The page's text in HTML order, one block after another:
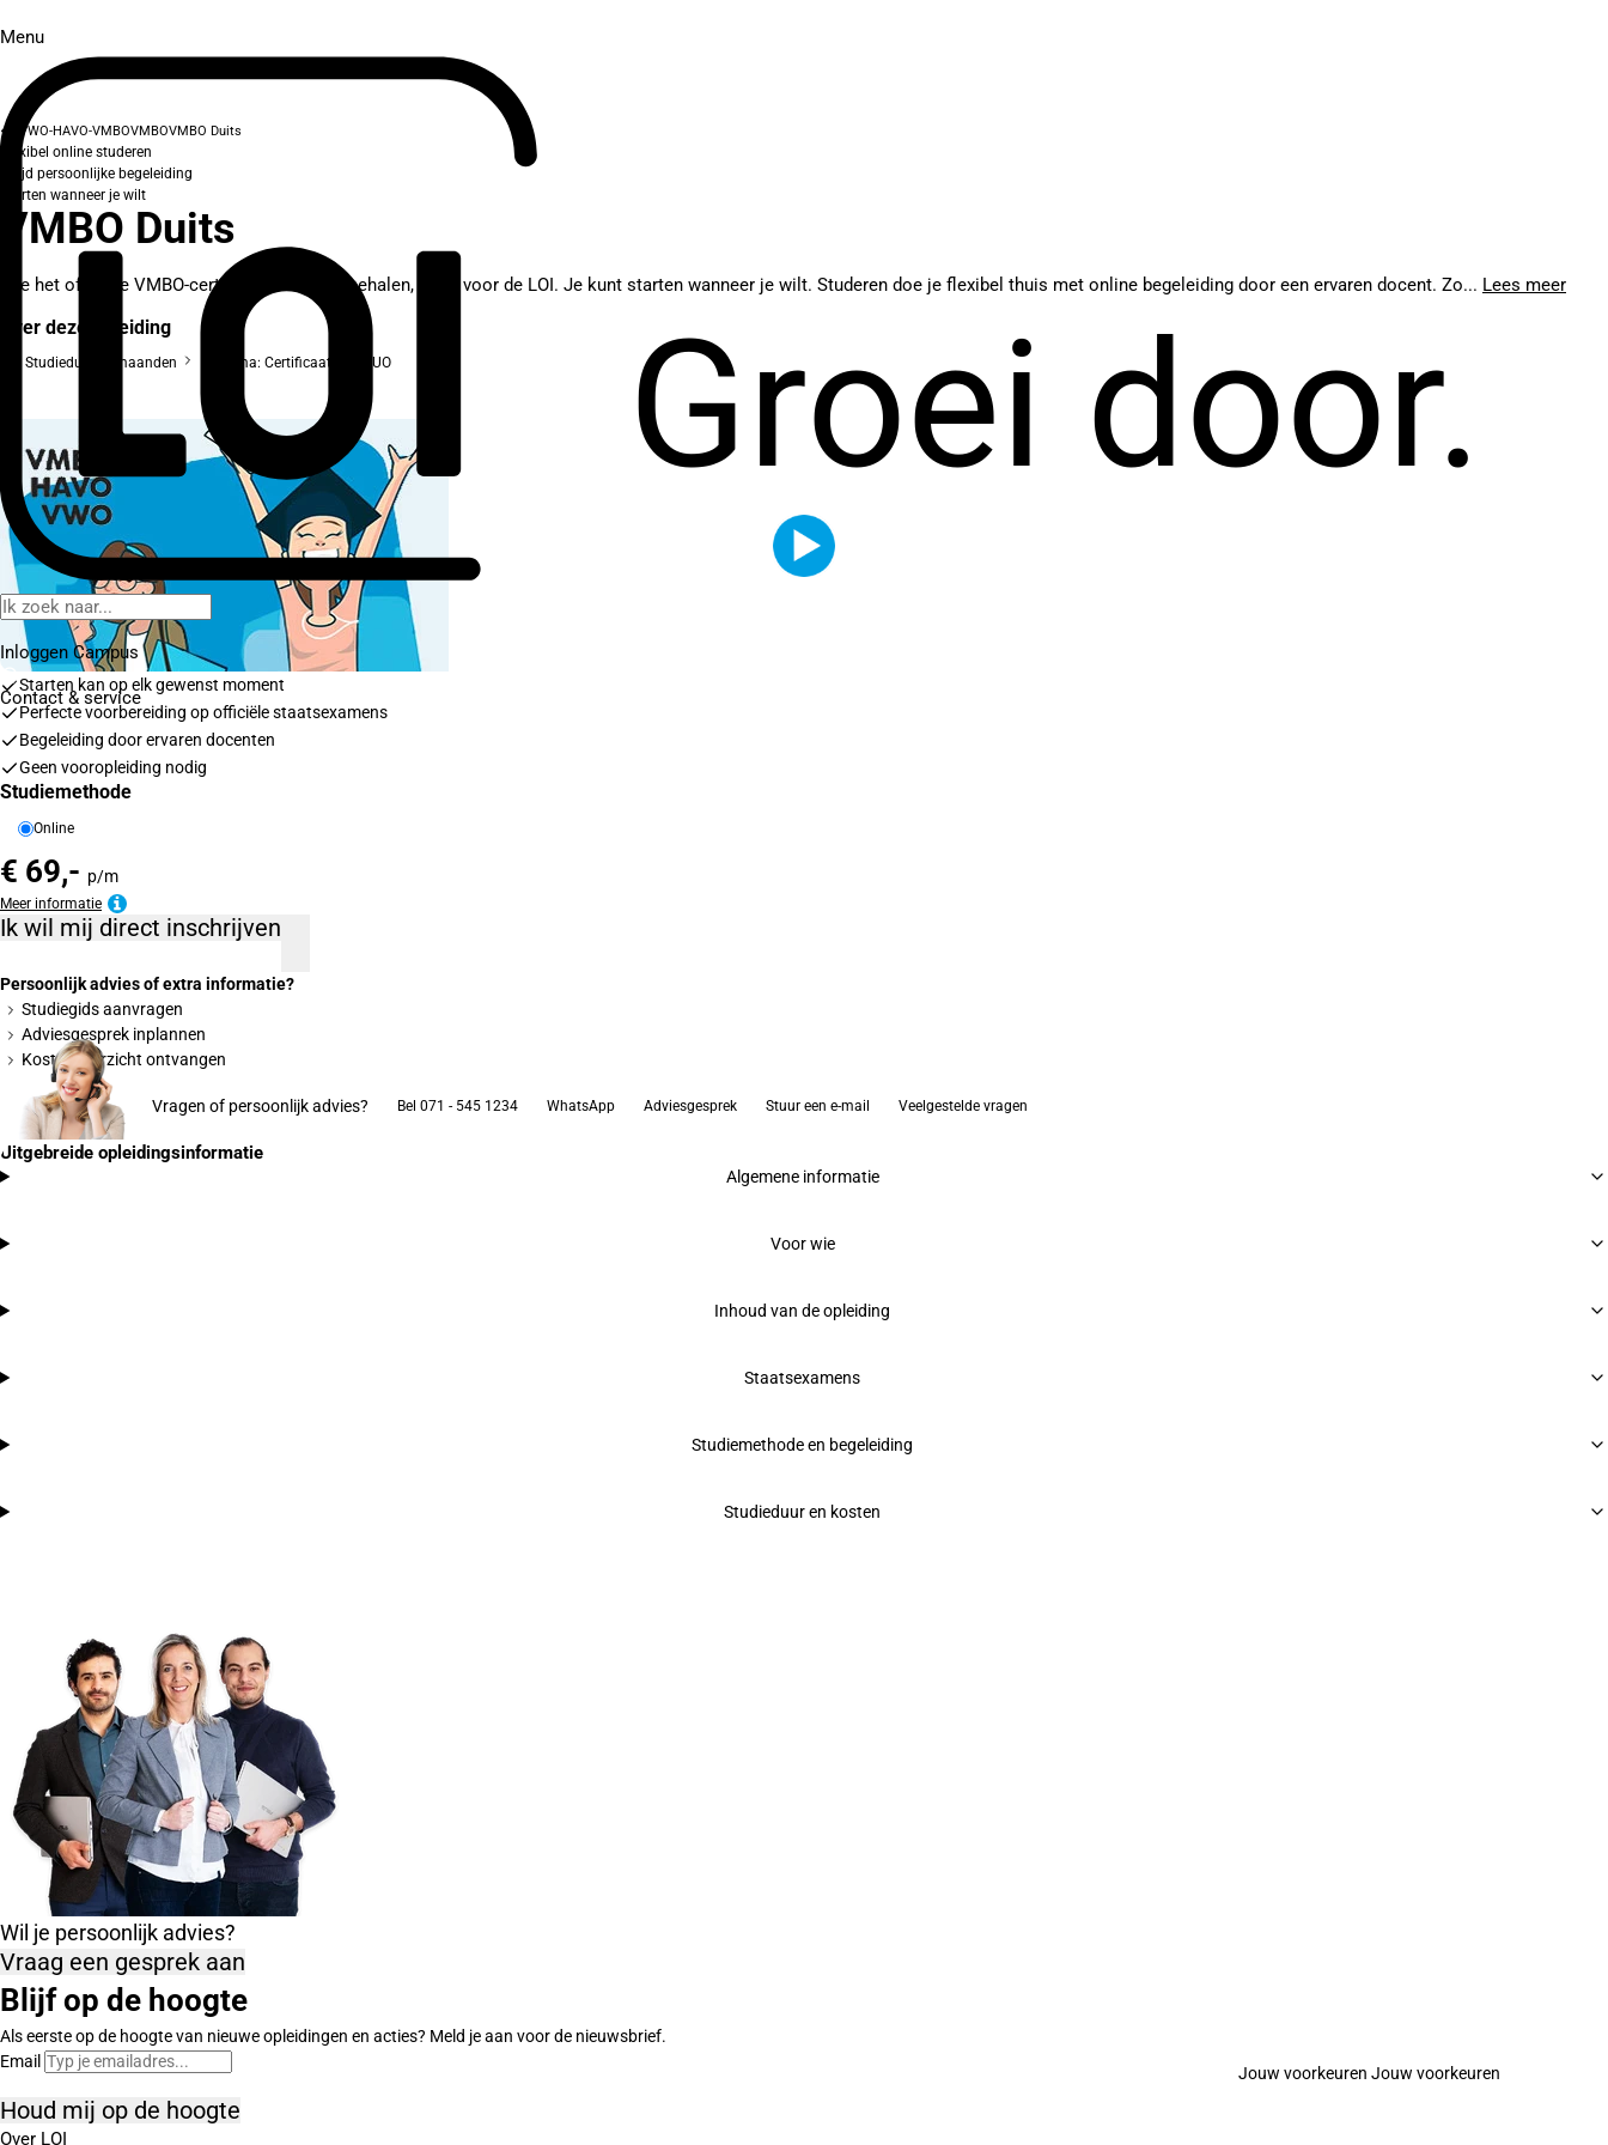
Menu
Groei door.
Inloggen Campus
Contact& service
VWO-HAVO-VMBOVMBOVMBO Duits
Flexibel online studeren
Altijd persoonlijke begeleiding
Starten wanneer je wilt
VMBO Duits
Wie het officiële VMBO-certificaat Duits wil behalen, kiest voor de LOI. Je kunt starten wanneer je wilt. Studeren doe je flexibel thuis met online begeleiding door een ervaren docent. Zo... Lees meer
Over deze opleiding
Studieduur: 6 maanden Diploma: Certificaat van DUO
Starten kan op elk gewenst moment
Perfecte voorbereiding op officiële staatsexamens
Begeleiding door ervaren docenten
Geen vooropleiding nodig
Studiemethode
Online
€ 69,- p/m
Meer informatie
Ik wil mij direct inschrijven
Persoonlijk advies of extra informatie?
Studiegids aanvragen
Adviesgesprek inplannen
Kostenoverzicht ontvangen
Vragen of persoonlijk advies? Bel 071 - 545 1234 WhatsApp Adviesgesprek Stuur een e-mail Veelgestelde vragen
Uitgebreide opleidingsinformatie
Algemene informatie
Voor wie
Inhoud van de opleiding
Staatsexamens
Studiemethode en begeleiding
Studieduur en kosten
Wil je persoonlijk advies?
Vraag een gesprek aan
Blijf op de hoogte
Als eerste op de hoogte van nieuwe opleidingen en acties? Meld je aan voor de nieuwsbrief.
Email
Jouw voorkeuren
Houd mij op de hoogte
Over LOI